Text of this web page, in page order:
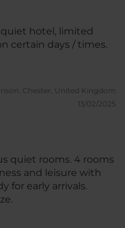
quiet hotel, limited
certain days / times.
Chester, United Kingdom
13/02/2025
quiet rooms. 4 rooms
and leisure with
for early arrivals.